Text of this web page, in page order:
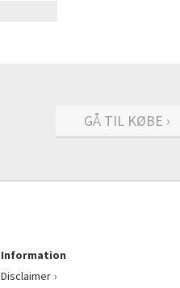
GÅ TIL KØBE ›
Information
Disclaimer